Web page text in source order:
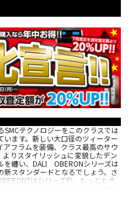
テクノロジーをこのクラスでは
ます。新しい大口径のツィーター
フラムを装備、クラス最高のサウ
りスタイリッシュに変貌したデン
を纏い、DALI OBERONシリーズは
スタンダードとなるでしょう。さ
はシリーズ中、もっとも大
ダブルウーハーを備えます。質の
ネルHiFiでもホームシアターでも飛